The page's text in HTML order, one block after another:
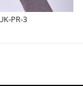
PR-3